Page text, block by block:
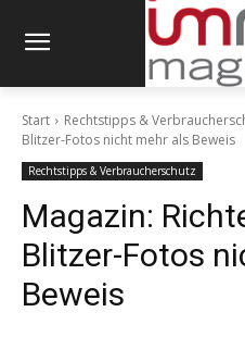
Start Rechtstipps &
Blitzer-Fotos nicht mehr als Beweis
Rechtstipps & Verbraucherschutz
Magazin:
Blitzer-Fotos
Beweis